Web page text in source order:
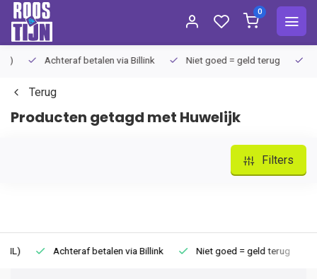
0
Achteraf betalen via Billink Niet goed = geld terug
Terug
Producten getagd met Huwelijk
Filters
Achteraf betalen via Billink Niet goed = geld terug